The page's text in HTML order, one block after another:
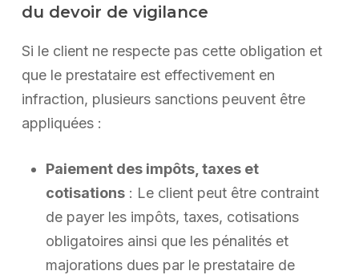
du devoir de vigilance
Si le client ne respecte pas cette obligation et
que le prestataire est effectivement en
infraction, plusieurs sanctions peuvent être
appliquées :
Paiement des impôts, taxes et
cotisations: Le client peut être contraint
de payer les impôts, taxes, cotisations
obligatoires ainsi que les pénalités et
majorations dues par le prestataire de